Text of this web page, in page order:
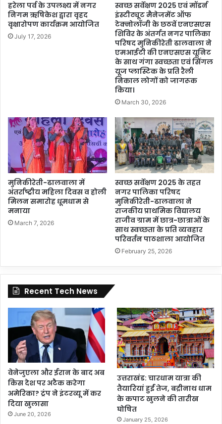
हरेला पर्व के उपलक्ष्य में नगर
निगम ऋषिकेश द्वारा वृहद
वृक्षारोपण कार्यक्रम आयोजित
July 17, 2026
स्वच्छ सर्वेक्षण 2025 एवं मॉडर्न
इंस्टीट्यूट मैनेजमेंट ऑफ
टेक्नोलॉजी के छठवें एनएसएस
शिविर के अंतर्गत नगर पालिका
परिषद मुनिकीरेती ढालवाला ने
एमआईटी की एनएसएस यूनिट
के साथ गंगा स्वच्छता एवं सिंगल
यूज प्लास्टिक के प्रति रैली
निकाल लोगों को जागरूक
किया।
March 30, 2026
मुनिकीरेती-ढालवाला में
अंतर्राष्ट्रीय महिला दिवस व होली
मिलन समारोह धूमधाम से
मनाया
March 7, 2026
स्वच्छ सर्वेक्षण 2025 के तहत
नगर पालिका परिषद
मुनिकीरेती-ढालवाला ने
राजकीय प्राथमिक विद्यालय
राजीव ग्राम में छात्र-छात्राओं के
साथ स्वच्छता के प्रति व्यवहार
परिवर्तन पाठशाला आयोजित
February 25, 2026
Recent Tech News
वेनेजुएला और ईरान के बाद अब
किस देश पर अटैक करेगा
अमेरिका? ट्रंप ने इंटरव्यू में कर
दिया खुलासा
June 20, 2026
उत्तराखंड: चारधाम यात्रा की
तैयारियां हुईं तेज, बद्रीनाथ धाम
के कपाट खुलने की तारीख
घोषित
January 25, 2026